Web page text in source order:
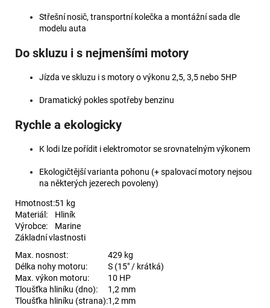
Střešní nosič, transportní kolečka a montážní sada dle
modelu auta
Do skluzu i s nejmenšími motory
Jízda ve skluzu i s motory o výkonu 2,5, 3,5 nebo 5HP
Dramatický pokles spotřeby benzinu
Rychle a ekologicky
K lodi lze pořídit i elektromotor se srovnatelným výkonem
Ekologičtější varianta pohonu (+ spalovací motory nejsou
na některých jezerech povoleny)
Hmotnost:51 kg
Materiál:
Hliník
Výrobce:
Marine
Základní vlastnosti
Max. nosnost:
429 kg
Délka nohy motoru:
S (15" / krátká)
Max. výkon motoru:
10 HP
Tloušťka hliníku (dno):
1,2 mm
Tloušťka hliníku (strana):1,2 mm